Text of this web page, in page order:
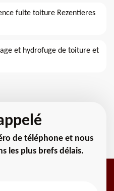
fuite toiture Rezentieres
et hydrofuge de toiture et
de téléphone et nous
les plus brefs délais.